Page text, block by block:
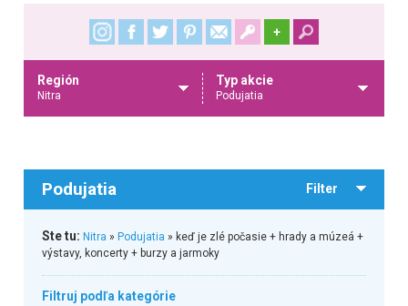
+
Región
Nitra
Typ akcie
Podujatia
Podujatia Filter
Ste tu: Nitra » Podujatia » keď je zlé počasie + hrady a múzeá +
výstavy, koncerty + burzy a jarmoky
Filtruj podľa kategórie